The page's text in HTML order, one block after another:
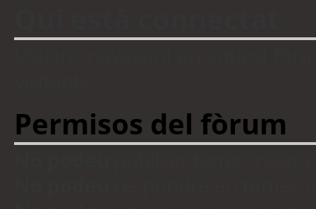
Permisos del fòrum